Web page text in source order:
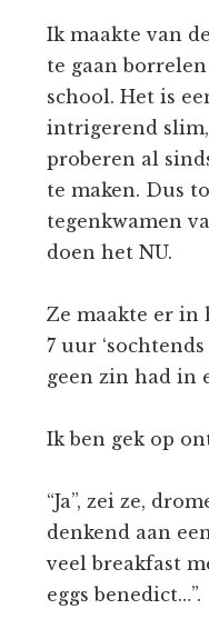
Ik maakte van
te gaan
school. Het is
intrigerend
proberen al
te maken. Dus
tegenkwamen
doen het NU.
Ze maakte er in
7 uur
geen zin had in
Ik ben gek op
“Ja”, zei ze,
denkend aan
veel breakfast
eggs benedict…”.